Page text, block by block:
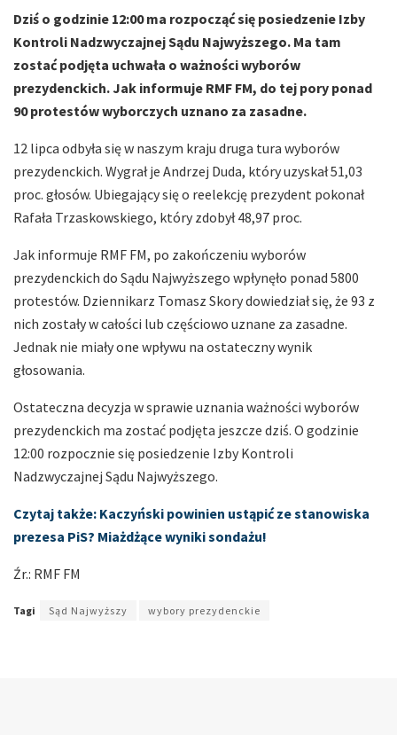
Dziś o godzinie 12:00 ma rozpocząć się posiedzenie Izby
Kontroli Nadzwyczajnej Sądu Najwyższego. Ma tam
zostać podjęta uchwała o ważności wyborów
prezydenckich. Jak informuje RMF FM, do tej pory ponad
90 protestów wyborczych uznano za zasadne.
12 lipca odbyła się w naszym kraju druga tura wyborów
prezydenckich. Wygrał je Andrzej Duda, który uzyskał 51,03
proc. głosów. Ubiegający się o reelekcję prezydent pokonał
Rafała Trzaskowskiego, który zdobył 48,97 proc.
Jak informuje RMF FM, po zakończeniu wyborów
prezydenckich do Sądu Najwyższego wpłynęło ponad 5800
protestów. Dziennikarz Tomasz Skory dowiedział się, że 93 z
nich zostały w całości lub częściowo uznane za zasadne.
Jednak nie miały one wpływu na ostateczny wynik
głosowania.
Ostateczna decyzja w sprawie uznania ważności wyborów
prezydenckich ma zostać podjęta jeszcze dziś. O godzinie
12:00 rozpocznie się posiedzenie Izby Kontroli
Nadzwyczajnej Sądu Najwyższego.
Czytaj także: Kaczyński powinien ustąpić ze stanowiska
prezesa PiS? Miażdżące wyniki sondażu!
Źr.: RMF FM
Tagi Sąd Najwyższy wybory prezydenckie